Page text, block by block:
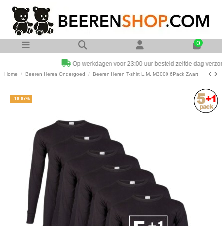
0
Op werkdagen voor 23:00 uur besteld zelfde dag verzonden
Home Beeren Heren Ondergoed Beeren Heren T-shirt L.M. M3000 6Pack Zwart
-16,67%